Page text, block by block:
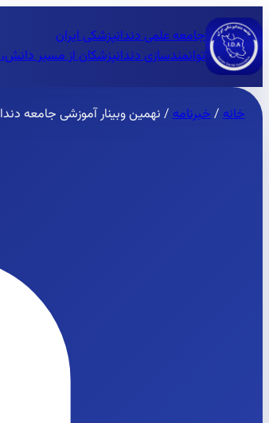
جامعه علمی دندانپزشکی ایران
توانمندسازی دندانپزشکان از مسیر
خانه/خبرنامه/نهمین وبینار آموزشی جامعه